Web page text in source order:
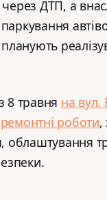
ДТП, а
планують
8 травня на вул.
роботи,
облаштування